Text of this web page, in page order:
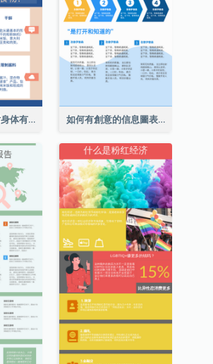
过多的盐如何对身体有害信息图表 如何有創意的信息圖表